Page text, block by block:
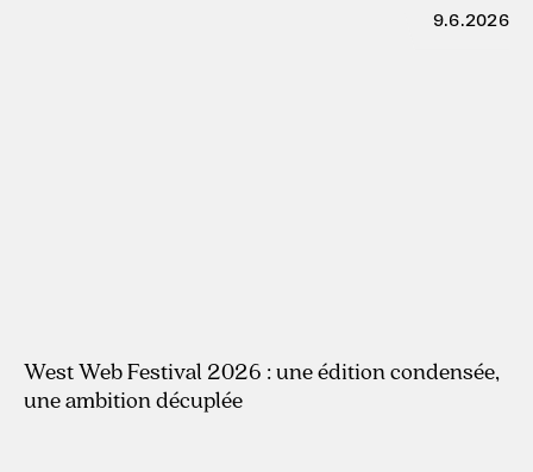
9.6.2026
West Web Festival 2026 : une édition condensée,
une ambition décuplée